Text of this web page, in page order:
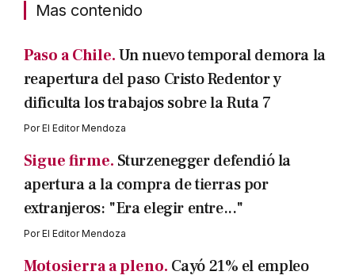
Mas contenido
Paso a Chile.Un nuevo temporal demora la
reapertura del paso Cristo Redentor y
dificulta los trabajos sobre la Ruta 7
PorEl Editor Mendoza
Sigue firme. Sturzenegger defendió la
apertura a la compra de tierras por
extranjeros: "Era elegir entre..."
PorEl Editor Mendoza
Motosierra a pleno. Cayó 21% el empleo